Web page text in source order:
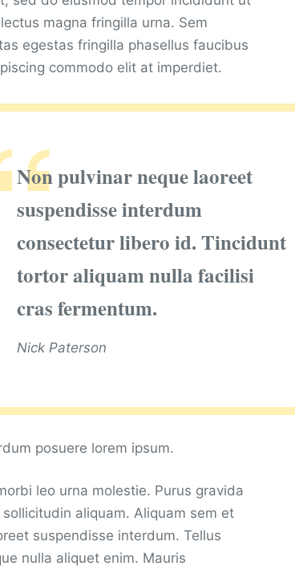
magna fringilla urna. Sem
egestas fringilla phasellus faucibus
commodo elit at imperdiet.
Non pulvinar neque laoreet
suspendisse interdum
consectetur libero id. Tincidunt
tortor aliquam nulla facilisi
cras fermentum.
Nick Paterson
posuere lorem ipsum.
leo urna molestie. Purus gravida
aliquam. Aliquam sem et
suspendisse interdum. Tellus
nulla aliquet enim. Mauris